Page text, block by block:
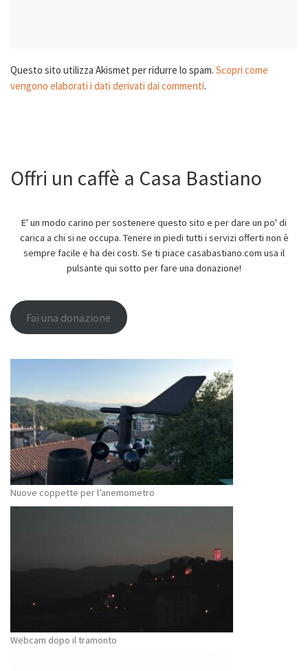
Questo sito utilizza Akismet per ridurre lo spam. Scopri come
vengono elaborati i dati derivati dai commenti.
Offri un caffè a Casa Bastiano
E' un modo carino per sostenere questo sito e per dare un po' di
carica a chi si ne occupa. Tenere in piedi tutti i servizi offerti non è
sempre facile e ha dei costi. Se ti piace casabastiano.com usa il
pulsante qui sotto per fare una donazione!
Fai una donazione
Nuove coppette per l’anemometro
Webcam dopo il tramonto